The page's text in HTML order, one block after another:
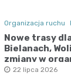
Organizacja ruchu
Nowe trasy
Bielanach,
zmiany w
22 lipca 2026